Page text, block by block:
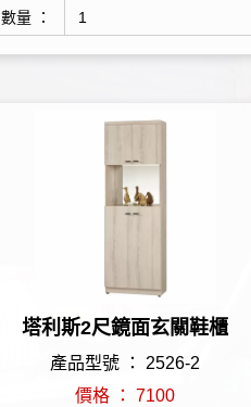
數量 ：
塔利斯2尺鏡面玄關鞋櫃
產品型號 ： 2526-2
價格 ： 7100